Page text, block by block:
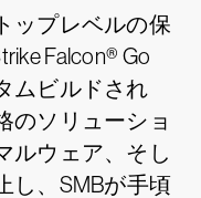
ップレベルの保
Falcon® Go
ムビルドされ
のソリューショ
ルウェア、そし
し、SMBが手頃